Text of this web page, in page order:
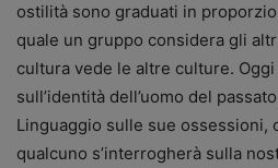
ostilità sono graduati in
quale un gruppo considera gli
cultura vede le altre culture.
sull’identità dell’uomo del
Linguaggio sulle sue ossessioni,
qualcuno s’interrogherà sulla